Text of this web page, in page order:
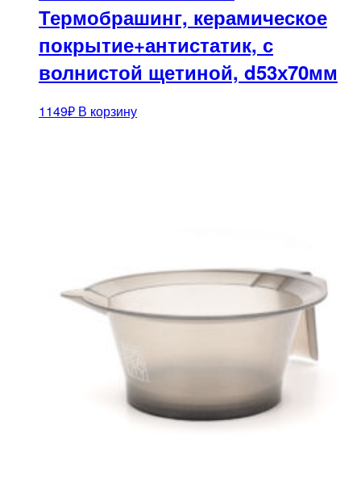
Термобрашинг, керамическое
покрытие+антистатик, с
волнистой щетиной, d53х70мм
1149₽ В корзину